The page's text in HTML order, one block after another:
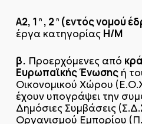
Α2, 1 η, 2 η(εντός νομού
έργα κατηγορίας Η/Μ
β. Προερχόμενες από
Ευρωπαϊκής Ένωσηςή
Οικονομικού Χώρου
έχουν υπογράψει την
Δημόσιες Συμβάσεις
Οργανισμού Εμπορίου